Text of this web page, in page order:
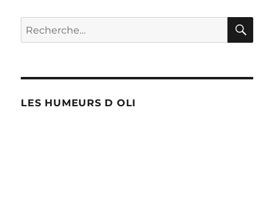
!
Recherche
pour :
LES HUMEURS D OLI